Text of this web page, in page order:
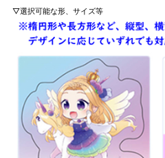
▽選択可能な形、サイズ等